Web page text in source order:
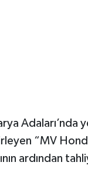
“MV
ardından